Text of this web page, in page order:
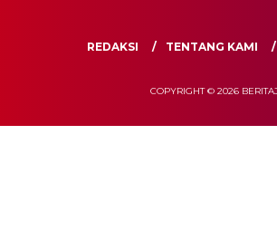
REDAKSI TENTANG KAMI
COPYRIGHT © 2026